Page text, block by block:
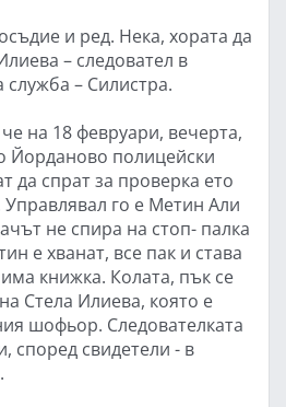
и ред. Нека, хората да
– следовател в
– Силистра.
на 18 февруари, вечерта,
Йорданово полицейски
да спрат за проверка ето
го е Метин Али
не спира на стоп- палка
е хванат, все пак и става
книжка. Колата, пък се
Стела Илиева, която е
шофьор. Следователката
според свидетели - в